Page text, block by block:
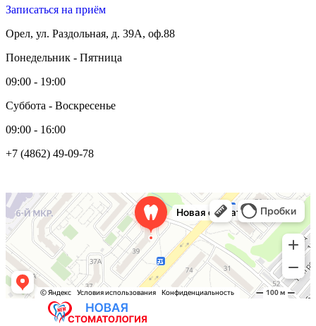
Записаться на приём
Орел, ул. Раздольная, д. 39А, оф.88
Понедельник - Пятница
09:00 - 19:00
Суббота - Воскресенье
09:00 - 16:00
+7 (4862) 49-09-78
Новая стоматология
Стоматологическая клиника в Орле
Детская стоматология в Орле